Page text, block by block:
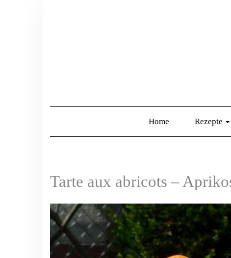
Home Rezepte
Tarte aux abricots –